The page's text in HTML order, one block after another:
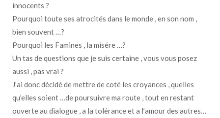
innocents ?
Pourquoi toute ses atrocités dans le monde , en son nom ,
bien souvent …?
Pourquoi les Famines , la misére …?
Un tas de questions que je suis certaine , vous vous posez
aussi , pas vrai ?
J’ai donc décidé de mettre de coté les croyances , quelles
qu’elles soient …de poursuivre ma route , tout en restant
ouverte au dialogue , a la tolérance et a l’amour des autres…